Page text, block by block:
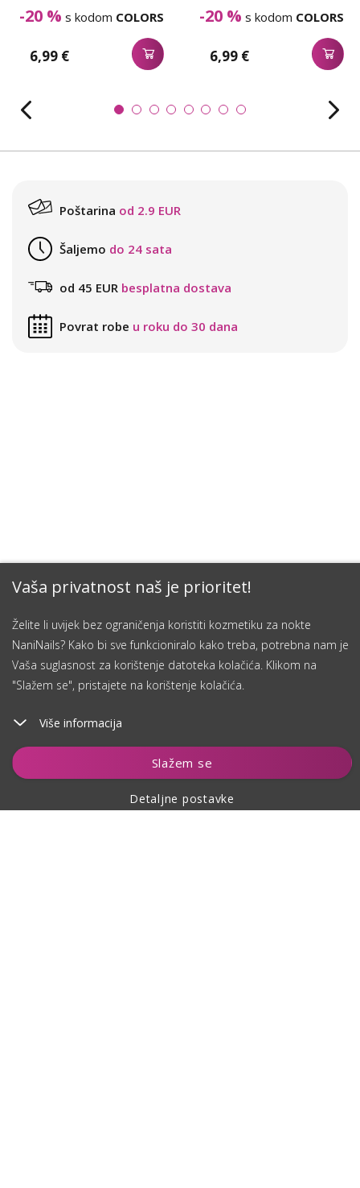
Vaša privatnost naš je prioritet!
Želite li uvijek bez ograničenja koristiti kozmetiku za nokte
NaniNails? Kako bi sve funkcioniralo kako treba, potrebna nam je
Vaša suglasnost za korištenje datoteka kolačića. Klikom na
"Slažem se", pristajete na korištenje kolačića.
Više informacija
Slažem se
Detaljne postavke
Čuvaj
-20 % s kodom COLORS
6,99 €
-20 % s kodom COLORS
6,99 €
Poštarina od 2.9 EUR
Šaljemo do 24 sata
od 45 EUR besplatna dostava
Povrat robe u roku do 30 dana